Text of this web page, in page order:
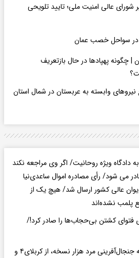
شورای عالی امنیت ملی؛ تایید تلویحی
سواحل خصب عمان
| چگونه پهپادها در حال بازتعریف
وابسته به عربستان در شمال استان
دادگاه ویژه روحانیت/ اگر وی مراجعه نکند
می شود/ رأی مصادره اموال ساعدی‌نیا
عالی کشور ارسال شد/ هیچ یک از
پلمب نشده‌اند
فتوای کشتن بی‌حجاب‌ها را صادر کرد!/
محسن رضایی؛ چند دهه جنجال‌آفرینی مرد هزار نسخه، از کربلای۴ و